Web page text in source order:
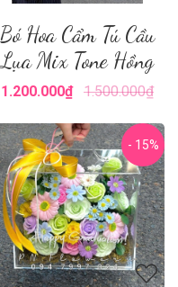
Bó Hoa Cẩm Tú Cầu
Lụa Mix Tone Hồng
1.200.000₫ 1.500.000₫
- 15%